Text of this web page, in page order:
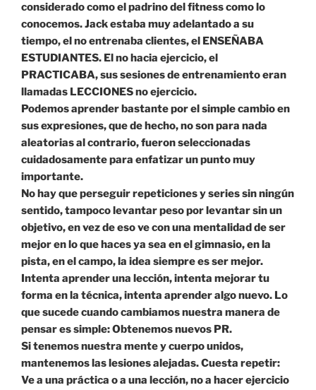
considerado como el padrino del fitness como lo
conocemos. Jack estaba muy adelantado a su
tiempo, el no entrenaba clientes, el ENSEÑABA
ESTUDIANTES. El no hacia ejercicio, el
PRACTICABA, sus sesiones de entrenamiento eran
llamadas LECCIONES no ejercicio.
Podemos aprender bastante por el simple cambio en
sus expresiones, que de hecho, no son para nada
aleatorias al contrario, fueron seleccionadas
cuidadosamente para enfatizar un punto muy
importante.
No hay que perseguir repeticiones y series sin ningún
sentido, tampoco levantar peso por levantar sin un
objetivo, en vez de eso ve con una mentalidad de ser
mejor en lo que haces ya sea en el gimnasio, en la
pista, en el campo, la idea siempre es ser mejor.
Intenta aprender una lección, intenta mejorar tu
forma en la técnica, intenta aprender algo nuevo. Lo
que sucede cuando cambiamos nuestra manera de
pensar es simple: Obtenemos nuevos PR.
Si tenemos nuestra mente y cuerpo unidos,
mantenemos las lesiones alejadas. Cuesta repetir:
Ve a una práctica o a una lección, no a hacer ejercicio